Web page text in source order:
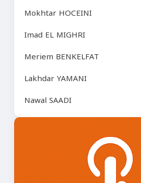
Mokhtar HOCEINI
Imad EL MIGHRI
Meriem BENKELFAT
Lakhdar YAMANI
Nawal SAADI